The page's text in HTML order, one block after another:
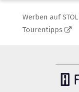
Werben auf STOL
Tourentipps